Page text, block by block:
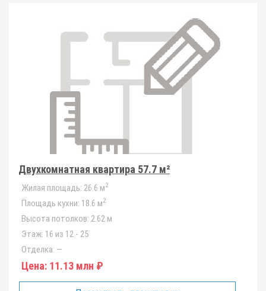
Двухкомнатная квартира 57.7 м²
Жилая площадь: 26.6 м2
Площадь кухни: 18.6 м2
Высота потолков: 2.62 м
Этаж: 16 из 12 - 25
Отделка: —
Цена: 11.13 млн ₽